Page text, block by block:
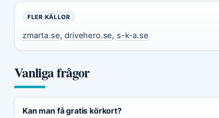
FLER KÄLLOR
zmarta.se,drivehero.se, s-k-a.se
Vanliga frågor
Kan man få gratis körkort?